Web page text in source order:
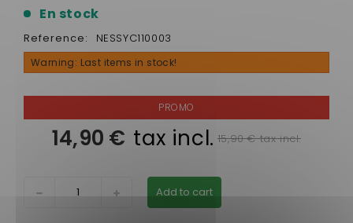
En stock
Reference: NESSYC110003
Warning: Last items in stock!
14,90 € tax incl. 15,90 € tax incl.
Add to cart